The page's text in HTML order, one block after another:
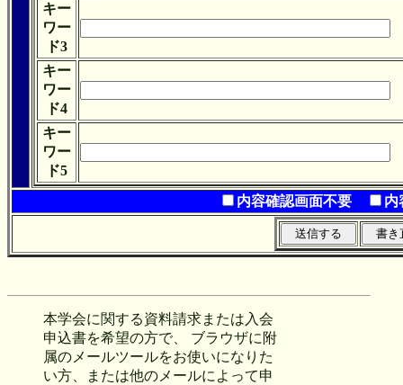
キー
ワー
ド3
キー
ワー
ド4
キー
ワー
ド5
内容確認画面不要
内
本学会に関する資料請求または入会
申込書を希望の方で、 ブラウザに附
属のメールツールをお使いになりた
い方、または他のメールによって申